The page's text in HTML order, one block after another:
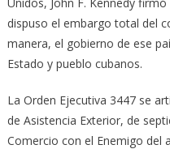
dispuso el embargo total del
manera, el gobierno de ese
Estado y pueblo cubanos.
La Orden Ejecutiva 3447 se
de Asistencia Exterior, de
Comercio con el Enemigo del